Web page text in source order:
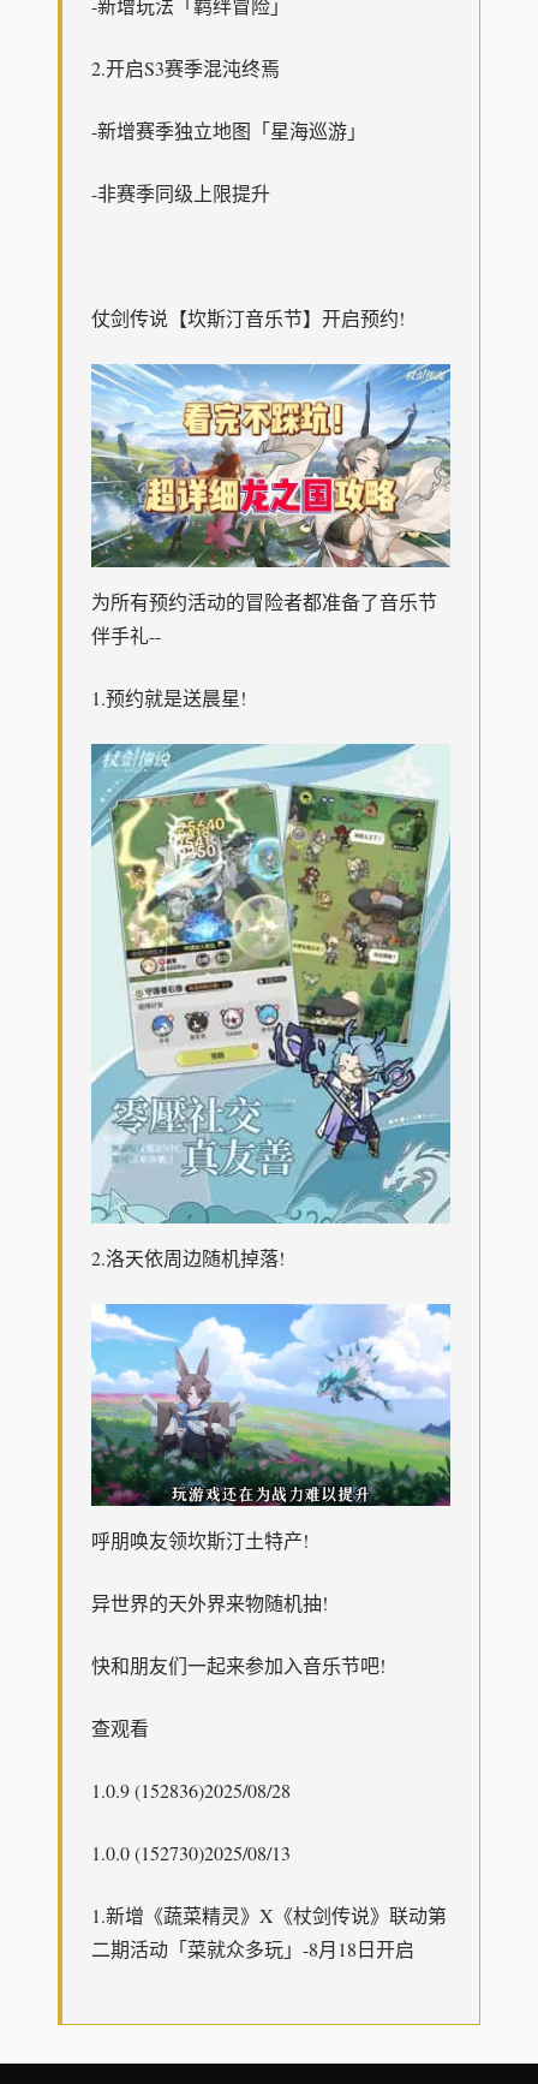
-新增玩法「羁绊冒险」
2.开启S3赛季混沌终焉
-新增赛季独立地图「星海巡游」
-非赛季同级上限提升
仗剑传说【坎斯汀音乐节】开启预约!
为所有预约活动的冒险者都准备了音乐节
伴手礼--
1.预约就是送晨星!
2.洛天依周边随机掉落!
呼朋唤友领坎斯汀土特产!
异世界的天外界来物随机抽!
快和朋友们一起来参加入音乐节吧!
查观看
1.0.9 (152836)2025/08/28
1.0.0 (152730)2025/08/13
1.新增《蔬菜精灵》X《杖剑传说》联动第
二期活动「菜就众多玩」-8月18日开启